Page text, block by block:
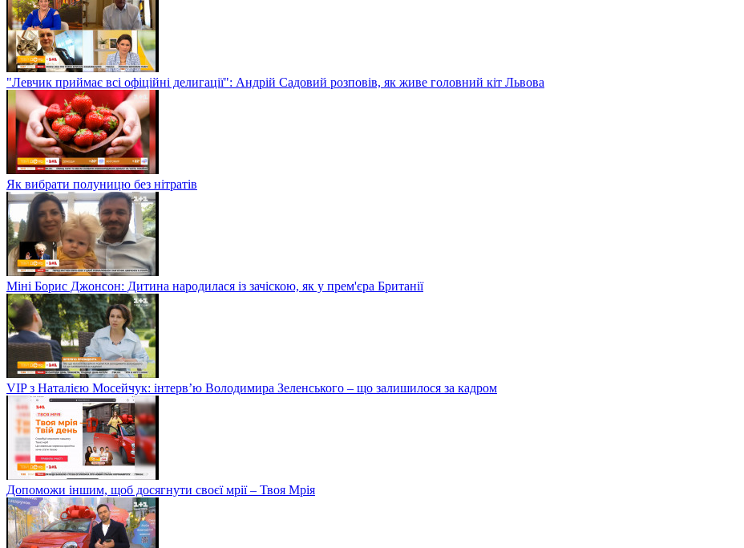
"Левчик приймає всі офіційні делигації": Андрій Садовий розповів, як живе головний кіт Львова
Як вибрати полуницю без нітратів
Міні Борис Джонсон: Дитина народилася із зачіскою, як у прем'єра Британії
VIP з Наталією Мосейчук: інтерв’ю Володимира Зеленського – що залишилося за кадром
Допоможи іншим, щоб досягнути своєї мрії – Твоя Мрія